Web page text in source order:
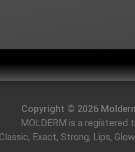
Copyright © 2026
MOLDERM is a registered
Exact, Strong, Lips,